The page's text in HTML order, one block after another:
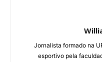
Jornalista formado na
esportivo pela